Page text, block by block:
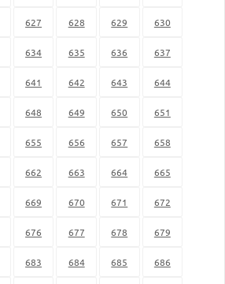
627 628 629 630
634 635 636 637
641 642 643 644
648 649 650 651
655 656 657 658
662 663 664 665
669 670 671 672
676 677 678 679
683 684 685 686